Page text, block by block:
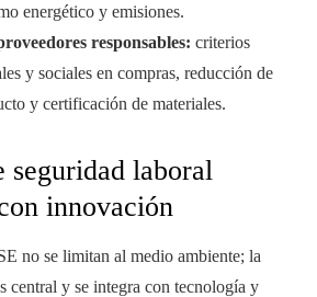
energético y emisiones.
responsables: criterios
y sociales en compras, reducción de
y certificación de materiales.
seguridad laboral
innovación
no se limitan al medio ambiente; la
central y se integra con tecnología y